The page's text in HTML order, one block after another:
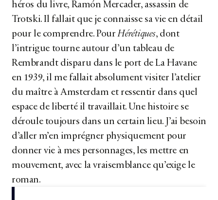
héros du livre, Ramón Mercader, assassin de
Trotski. Il fallait que je connaisse sa vie en détail
pour le comprendre. PourHérétiques, dont
l’intrigue tourne autour d’un tableau de
Rembrandt disparu dans le port de La Havane
en 1939, il me fallait absolument visiter l’atelier
du maître à Amsterdam et ressentir dans quel
espace de liberté il travaillait. Une histoire se
déroule toujours dans un certain lieu. J’ai besoin
d’aller m’en imprégner physiquement pour
donner vie à mes personnages, les mettre en
mouvement, avec la vraisemblance qu’exige le
roman.